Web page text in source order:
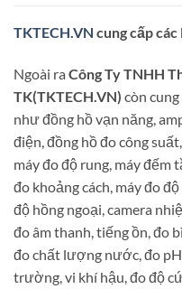
TKTECH.VN cung cấp
Ngoài ra Công Ty TNHH
TK(TKTECH.VN) còn
như đồng hồ vạn năng,
điện, đồng hồ đo công
máy đo độ rung, máy đếm
đo khoảng cách, máy đo
độ hồng ngoại, camera
đo âm thanh, tiếng ồn, đo
đo chất lượng nước, đo
trường, vi khí hậu, đo độ